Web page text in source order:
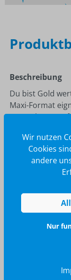
Beschreibung
Du bist Gold
Maxi-Format
Wertschätzung
Wir
040 / 570
Wir nutzen
Cookies
andere
Nur